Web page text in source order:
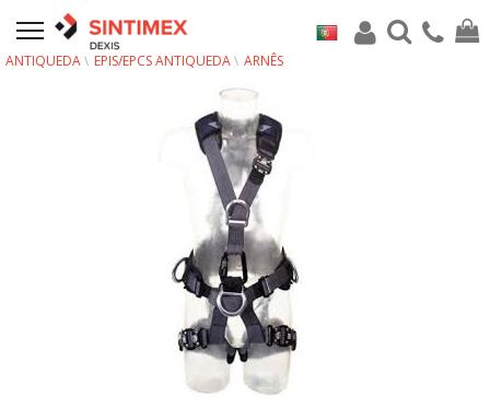
ANTIQUEDA EPIS/EPCS ANTIQUEDA ARNÊS